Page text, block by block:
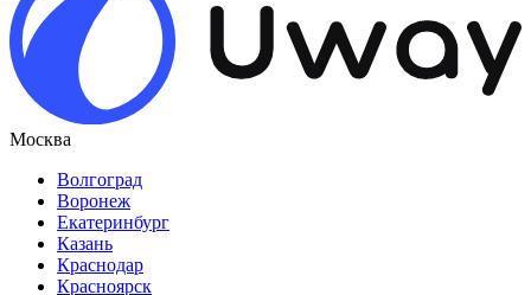
Москва
Волгоград
Воронеж
Екатеринбург
Казань
Краснодар
Красноярск